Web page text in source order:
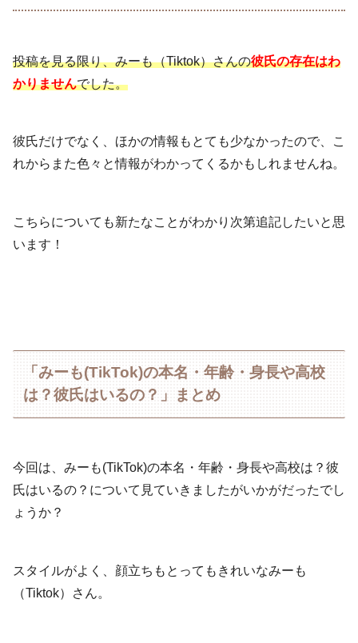
投稿を見る限り、みーも（Tiktok）さんの彼氏の存在はわ
かりませんでした。
彼氏だけでなく、ほかの情報もとても少なかったので、こ
れからまた色々と情報がわかってくるかもしれませんね。
こちらについても新たなことがわかり次第追記したいと思
います！
「みーも(TikTok)の本名・年齢・身長や高校
は？彼氏はいるの？」まとめ
今回は、みーも(TikTok)の本名・年齢・身長や高校は？彼
氏はいるの？について見ていきましたがいかがだったでし
ょうか？
スタイルがよく、顔立ちもとってもきれいなみーも
（Tiktok）さん。